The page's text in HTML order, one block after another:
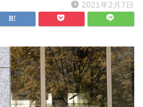
2021年2月7日